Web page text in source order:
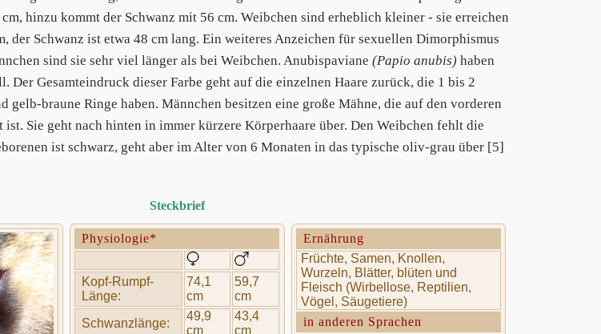
hinzu kommt der Schwanz mit 56 cm. Weibchen sind erheblich kleiner - sie erreichen
der Schwanz ist etwa 48 cm lang. Ein weiteres Anzeichen für sexuellen Dimorphismus
sind sie sehr viel länger als bei Weibchen. Anubispaviane (Papio anubis) haben
Der Gesamteindruck dieser Farbe geht auf die einzelnen Haare zurück, die 1 bis 2
gelb-braune Ringe haben. Männchen besitzen eine große Mähne, die auf den vorderen
ist. Sie geht nach hinten in immer kürzere Körperhaare über. Den Weibchen fehlt die
ist schwarz, geht aber im Alter von 6 Monaten in das typische oliv-grau über [5]
Steckbrief
Physiologie*
Kopf-Rumpf-
Länge:
74,1
cm
59,7
cm
Schwanzlänge:
49,9
cm
43,4
cm
Ernährung
Früchte, Samen, Knollen,
Wurzeln, Blätter, blüten und
Fleisch (Wirbellose, Reptilien,
Vögel, Säugetiere)
in anderen Sprachen